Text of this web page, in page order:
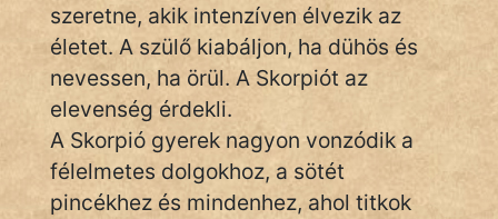
szeretne, akik intenzíven élvezik az
életet. A szülő kiabáljon, ha dühös és
nevessen, ha örül. A Skorpiót az
elevenség érdekli.
A Skorpió gyerek nagyon vonzódik a
félelmetes dolgokhoz, a sötét
pincékhez és mindenhez, ahol titkok